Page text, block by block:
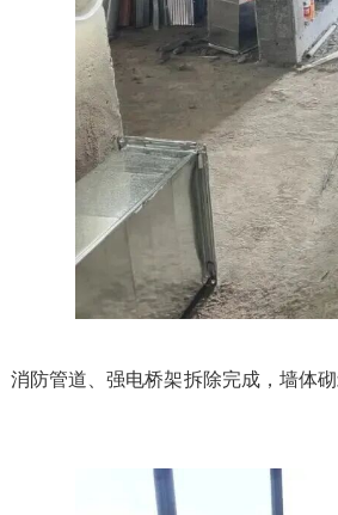
消防管道、强电桥架拆除完成，墙体